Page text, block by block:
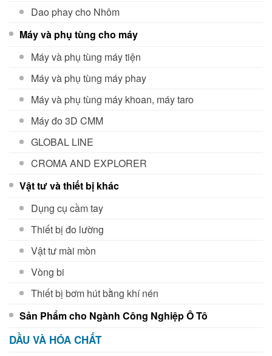
Dao phay cho Nhôm
Máy và phụ tùng cho máy
Máy và phụ tùng máy tiện
Máy và phụ tùng máy phay
Máy và phụ tùng máy khoan, máy taro
Máy đo 3D CMM
GLOBAL LINE
CROMA AND EXPLORER
Vật tư và thiết bị khác
Dụng cụ cầm tay
Thiết bị đo lường
Vật tư mài mòn
Vòng bi
Thiết bị bơm hút bằng khí nén
Sản Phẩm cho Ngành Công Nghiệp Ô Tô
DẦU VÀ HÓA CHẤT